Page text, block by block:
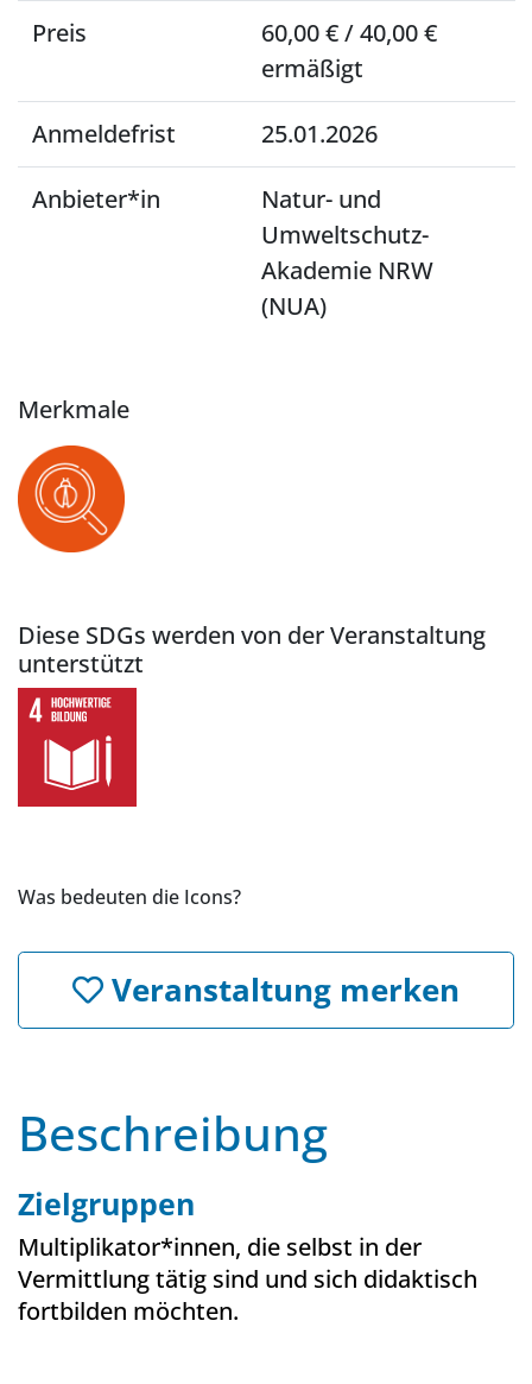
Preis
60,00 € / 40,00 €
ermäßigt
Anmeldefrist 25.01.2026
Anbieter*in
Natur- und
Umweltschutz-
Akademie NRW
(NUA)
Merkmale
Diese SDGs werden von der Veranstaltung
unterstützt
Was bedeuten die Icons?
Veranstaltung merken
Beschreibung
Zielgruppen
Multiplikator*innen, die selbst in der
Vermittlung tätig sind und sich didaktisch
fortbilden möchten.